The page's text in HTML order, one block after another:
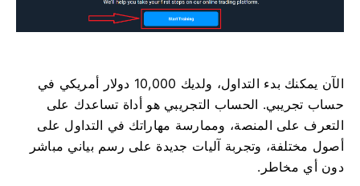
الآن يمكنك بدء التداول، ولديك 10,000 دولار أمريكي في
حساب تجريبي. الحساب التجريبي هو أداة تساعدك على
التعرف على المنصة، وممارسة مهاراتك في التداول على
أصول مختلفة، وتجربة آليات جديدة على رسم بياني مباشر
دون أي مخاطر.